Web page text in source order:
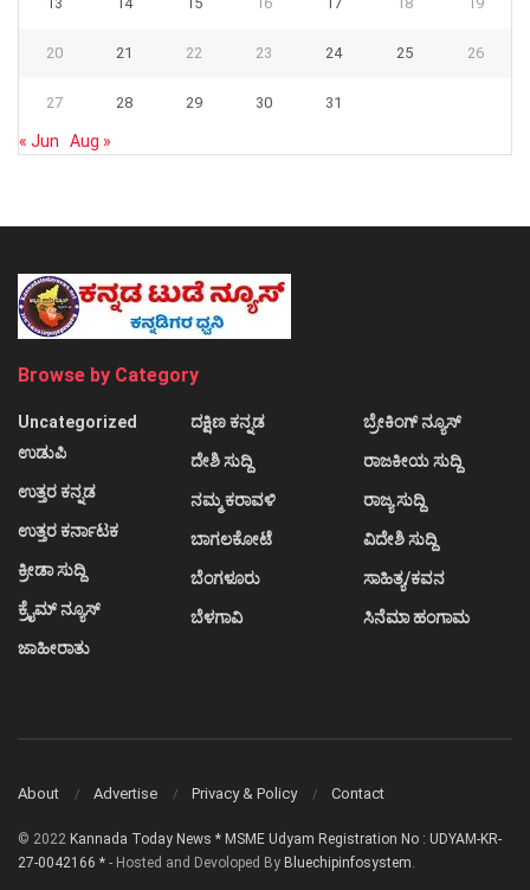
20 21 22 23 24 25 26
27 28 29 30 31
« Jun Aug »
Browse by Category
Uncategorized
ಉಡುಪಿ
ಉತ್ತರ ಕನ್ನಡ
ಉತ್ತರ ಕರ್ನಾಟಕ
ಕ್ರೀಡಾ ಸುದ್ದಿ
ಕ್ರೈಮ್ ನ್ಯೂಸ್
ಜಾಹೀರಾತು
ದಕ್ಷಿಣ ಕನ್ನಡ
ದೇಶಿ ಸುದ್ದಿ
ನಮ್ಮ ಕರಾವಳಿ
ಬಾಗಲಕೋಟೆ
ಬೆಂಗಳೂರು
ಬೆಳಗಾವಿ
ಬ್ರೇಕಿಂಗ್ ನ್ಯೂಸ್
ರಾಜಕೀಯ ಸುದ್ದಿ
ರಾಜ್ಯ ಸುದ್ದಿ
ವಿದೇಶಿ ಸುದ್ದಿ
ಸಾಹಿತ್ಯ/ಕವನ
ಸಿನೆಮಾ ಹಂಗಾಮ
About Advertise Privacy & Policy Contact
© 2022 Kannada Today News * MSME Udyam Registration No : UDYAM-KR-
27-0042166 * - Hosted and Devoloped By Bluechipinfosystem